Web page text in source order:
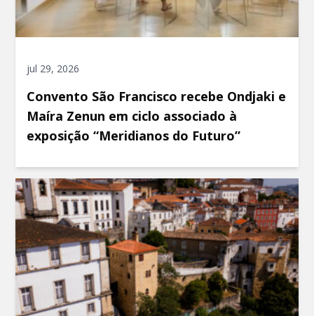
jul 29, 2026
Convento São Francisco recebe Ondjaki e
Maíra Zenun em ciclo associado à
exposição “Meridianos do Futuro”